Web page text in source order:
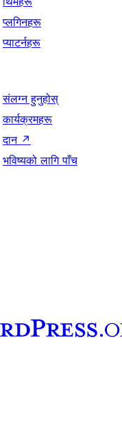
प्लगिनहरू
प्याटर्नहरू
संलग्न हुनुहोस्
कार्यक्रमहरू
दान ↗
भविष्यको लागि पाँच